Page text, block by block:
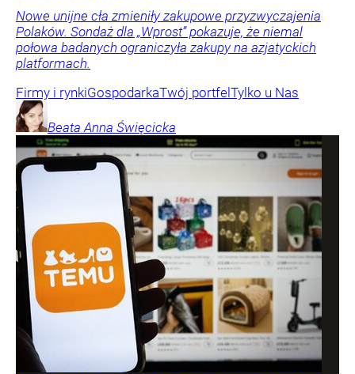
Nowe unijne cła zmieniły zakupowe przyzwyczajenia
Polaków. Sondaż dla „Wprost” pokazuje, że niemal
połowa badanych ograniczyła zakupy na azjatyckich
platformach.
Firmy i rynkiGospodarkaTwój portfelTylko u Nas
Beata Anna Święcicka